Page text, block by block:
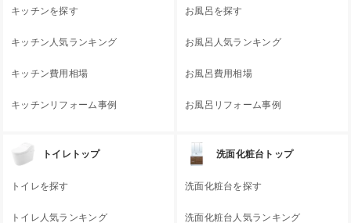
キッチンを探す
キッチン人気ランキング
キッチン費用相場
キッチンリフォーム事例
お風呂を探す
お風呂人気ランキング
お風呂費用相場
お風呂リフォーム事例
トイレトップ
トイレを探す
トイレ人気ランキング
洗面化粧台トップ
洗面化粧台を探す
洗面化粧台人気ランキング